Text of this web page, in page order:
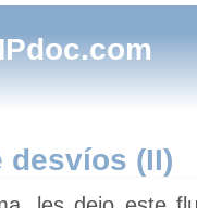
desvíos (II)